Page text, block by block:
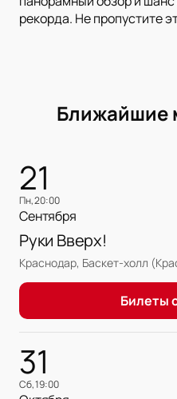
рекорда. Не пропустите
Ближайшие
21
пн, 20:00
Сентября
Руки Вверх!
Краснодар, Баскет-холл
Билеты
31
сб, 19:00